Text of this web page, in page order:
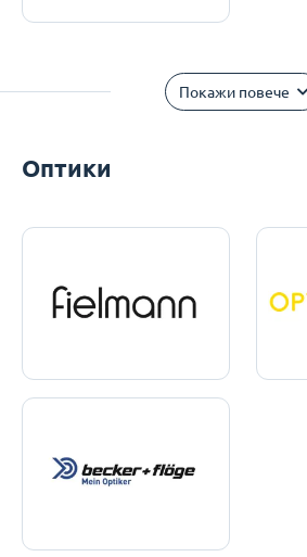
Покажи повече
Оптики